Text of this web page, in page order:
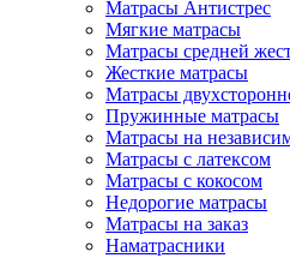
Матрасы Антистрес
Мягкие матрасы
Матрасы средней
Жесткие матрасы
Матрасы
Пружинные матрасы
Матрасы на
Матрасы с латексом
Матрасы с кокосом
Недорогие матрасы
Матрасы на заказ
Наматрасники